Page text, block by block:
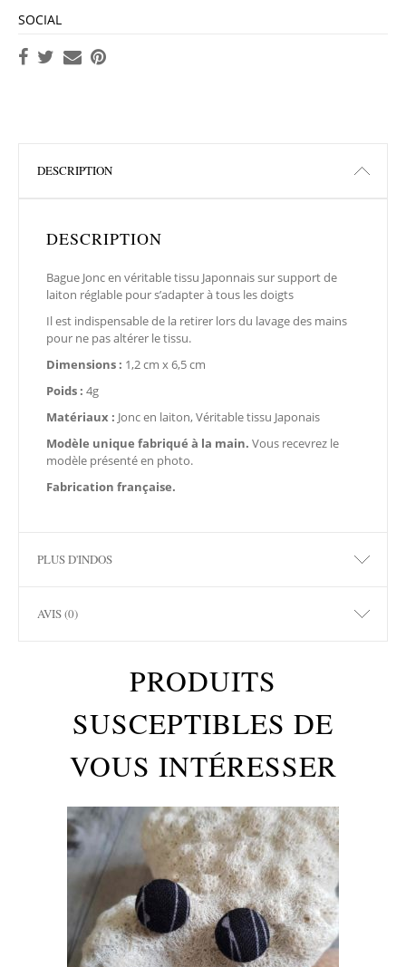
SOCIAL
DESCRIPTION
DESCRIPTION
Bague Jonc en véritable tissu Japonnais sur support de
laiton réglable pour s’adapter à tous les doigts
Il est indispensable de la retirer lors du lavage des mains
pour ne pas altérer le tissu.
Dimensions : 1,2 cm x 6,5 cm
Poids : 4g
Matériaux : Jonc en laiton, Véritable tissu Japonais
Modèle unique fabriqué à la main. Vous recevrez le
modèle présenté en photo.
Fabrication française.
PLUS D'INDOS
AVIS (0)
PRODUITS
SUSCEPTIBLES DE
VOUS INTÉRESSER